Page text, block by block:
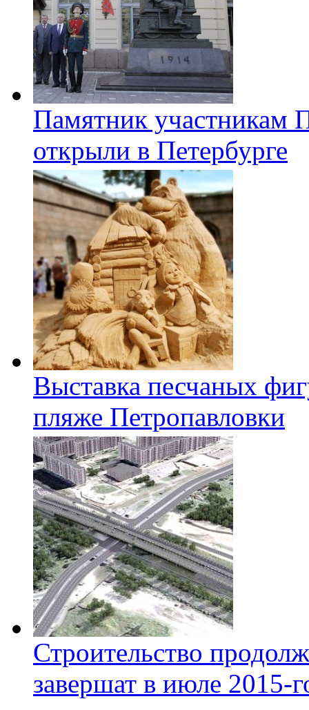
Памятник участникам
открыли в Петербурге
Выставка песчаных
пляже Петропавловки
Строительство
завершат в июле 2015-